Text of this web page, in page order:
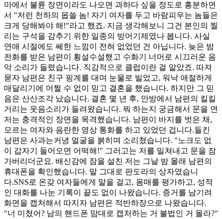
마에서 불륜 장면이라도 나오면 과하다 싶을 정도로 흥분하면
서 "저런 천하의 몹쓸 놈! 자기 여자를 두고 바람피우는 놈들은
크게 당해봐야 해!"라고 했죠. 지금 생각해보니 그건 본인의 찔
리는 구석을 감추기 위한 일종의 방어기제였나 봅니다. 사실
연애 시절에도 쎄한 느낌이 전혀 없었던 건 아닙니다. 늦은 밤
전화를 받은 남편이 횡설수설했고 수화기 너머로 시끄러운 음
악 소리가 들렸습니다. 직감적으로 클럽이란 걸 알았죠. 따져
묻자 남편은 친구 핑계를 대며 눈물로 빌었고, 워낙 애절하게
매달리기에 어쩔 수 없이 믿고 결혼을 했습니다. 하지만 그 믿
음은 산산조각 났습니다. 결혼 몇 년 후, 안방에서 남편의 킬킬
거리는 웃음소리가 들려왔습니다. 뭐 하는지 궁금해서 문을 연
저는 충격적인 장면을 목격했습니다. 남편이 바지를 벗은 채,
모르는 여자와 음란한 영상 통화를 하고 있었던 겁니다.들킨
남편은 사과는커녕 얼굴을 붉히며 소리쳤습니다. "노크도 없
이 갑자기 들어오면 어떡해!" 그러고는 저를 밀쳐내고 문을 잠
가버리더군요. 배신감에 잠을 설친 저는 그날 밤 몰래 남편의
휴대폰을 확인했습니다. 말 그대로 판도라의 상자였습니
다.SNS로 온갖 여자들에게 말을 걸고, 몸매를 평가하고, 성적
인 대화를 나눈 기록이 끝도 없이 나왔습니다. 증거를 남기려
화면을 캡처해서 따지자 남편은 적반하장으로 나왔습니다.
"너 미쳤어? 남의 핸드폰 맘대로 캡처하는 거 불법인 거 몰라?"